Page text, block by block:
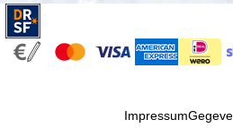
Impressum